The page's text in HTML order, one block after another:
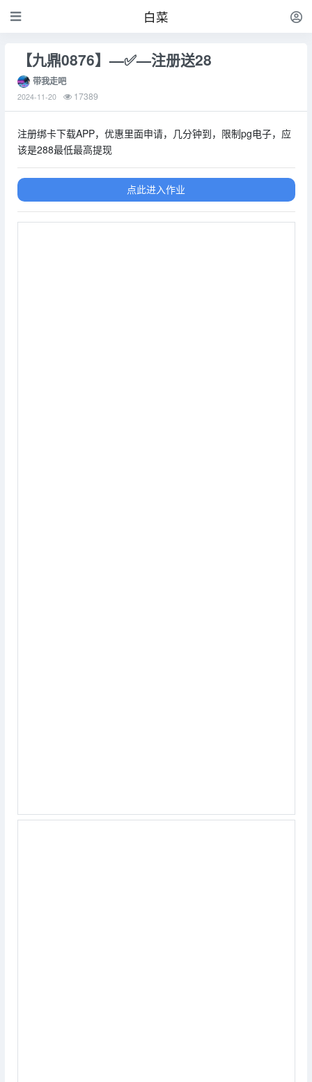
白菜
【九鼎0876】—✅—注册送28
带我走吧
2024-11-20 17389
注册绑卡下载APP，优惠里面申请，几分钟到，限制pg电子，应
该是288最低最高提现
点此进入作业